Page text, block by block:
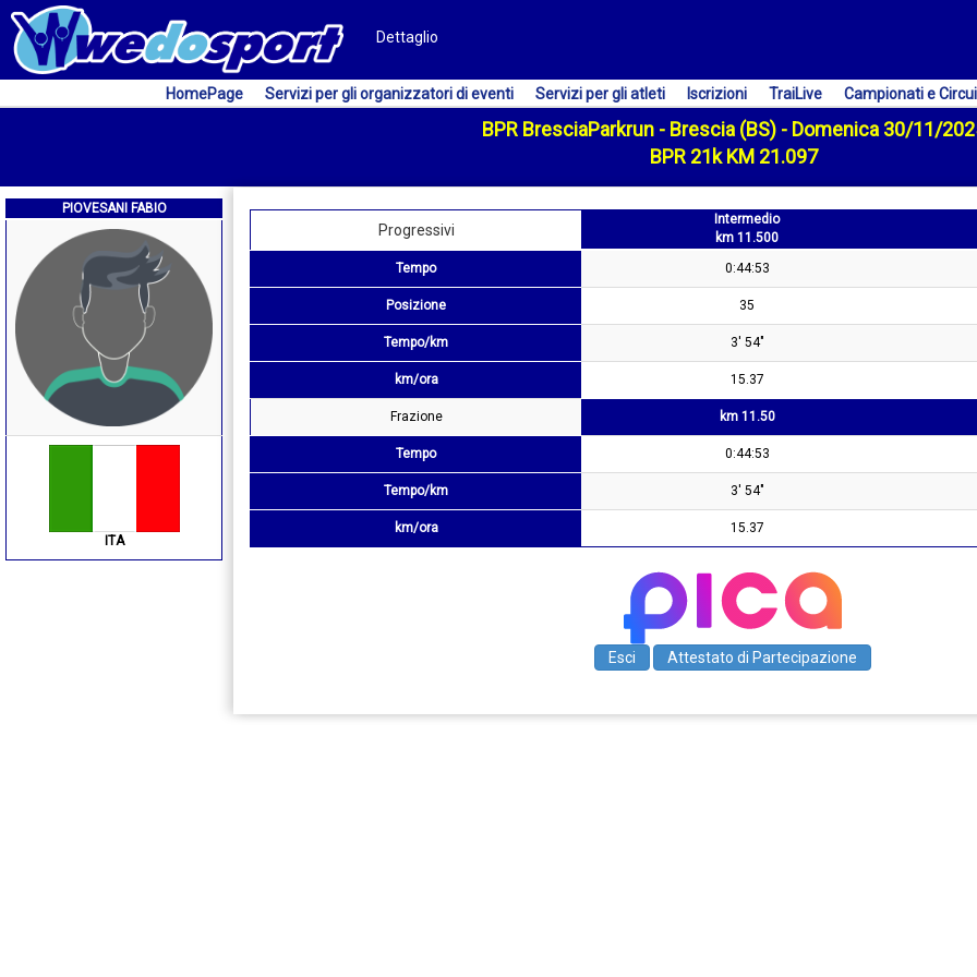
Dettaglio
HomePage Servizi per gli organizzatori di eventi Servizi per gli atleti Iscrizioni TraiLive Campionati e
BPR BresciaParkrun - Brescia (BS) - Domenica 30/11/
BPR 21k KM 21.097
PIOVESANI FABIO
ITA
Progressivi
Intermedio
km 11.500
Tempo
0:44:53
Posizione 35
Tempo/km 3' 54"
km/ora 15.37
Frazione km 11.50
Tempo 0:44:53
Tempo/km 3' 54"
km/ora 15.37
Esci Attestato di Partecipazione